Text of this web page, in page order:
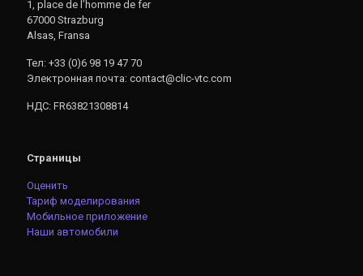
1, place de l’homme de fer
67000 Strazburg
Alsas, Fransa
Тел: +33 (0)6 98 19 47 70
Электронная почта: contact@clic-vtc.com
НДС: FR63821308814
Страницы
Оценить
Тариф моделирования
Мобильное приложение
Наши автомобили